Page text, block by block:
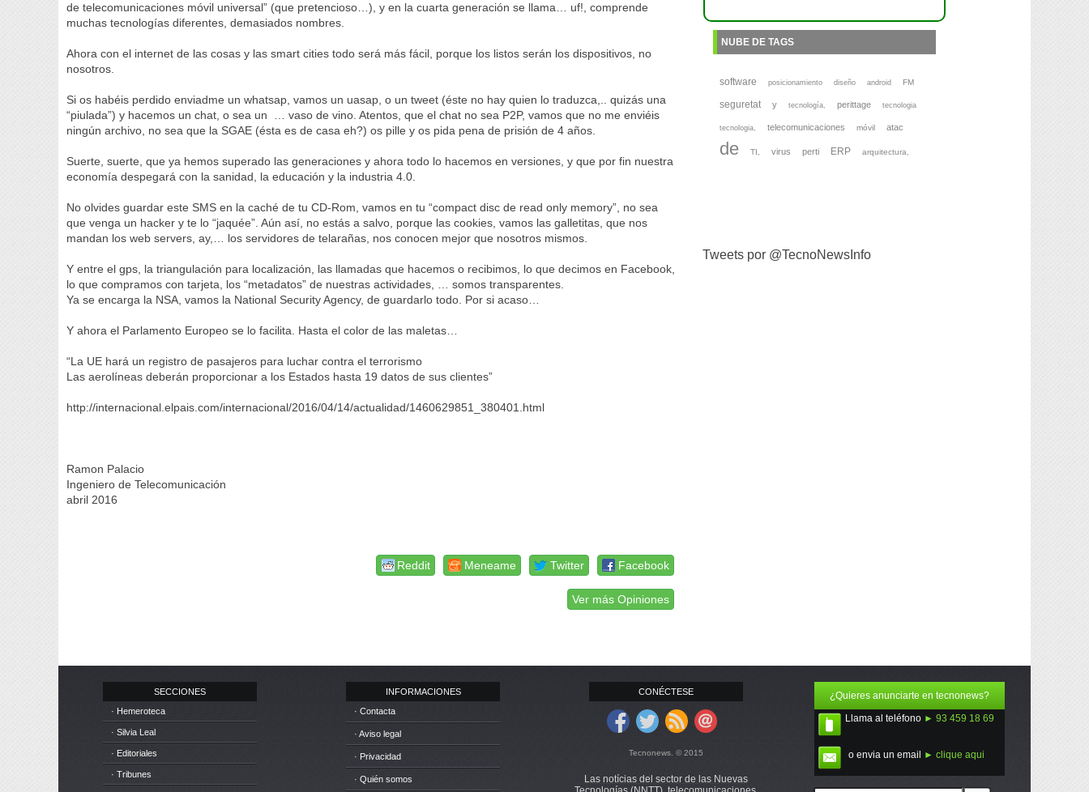
de telecomunicaciones móvil universal” (que pretencioso…), y en la cuarta generación se llama… uf!, comprende
muchas tecnologías diferentes, demasiados nombres.
Ahora con el internet de las cosas y las smart cities todo será más fácil, porque los listos serán los dispositivos, no
nosotros.
Si os habéis perdido enviadme un whatsap, vamos un uasap, o un tweet (éste no hay quien lo traduzca,.. quizás una
“piulada”) y hacemos un chat, o sea un … vaso de vino. Atentos, que el chat no sea P2P, vamos que no me enviéis
ningún archivo, no sea que la SGAE (ésta es de casa eh?) os pille y os pida pena de prisión de 4 años.
Suerte, suerte, que ya hemos superado las generaciones y ahora todo lo hacemos en versiones, y que por fin nuestra
economía despegará con la sanidad, la educación y la industria 4.0.
No olvides guardar este SMS en la caché de tu CD-Rom, vamos en tu “compact disc de read only memory”, no sea
que venga un hacker y te lo “jaquée”. Aún así, no estás a salvo, porque las cookies, vamos las galletitas, que nos
mandan los web servers, ay,… los servidores de telarañas, nos conocen mejor que nosotros mismos.
Y entre el gps, la triangulación para localización, las llamadas que hacemos o recibimos, lo que decimos en Facebook,
lo que compramos con tarjeta, los “metadatos” de nuestras actividades, … somos transparentes.
Ya se encarga la NSA, vamos la National Security Agency, de guardarlo todo. Por si acaso…
Y ahora el Parlamento Europeo se lo facilita. Hasta el color de las maletas…
“La UE hará un registro de pasajeros para luchar contra el terrorismo
Las aerolíneas deberán proporcionar a los Estados hasta 19 datos de sus clientes”
http://internacional.elpais.com/internacional/2016/04/14/actualidad/1460629851_380401.html
Ramon Palacio
Ingeniero de Telecomunicación
abril 2016
Facebook
Twitter
Meneame
Reddit
Ver más Opiniones
NUBE DE TAGS
software posicionamiento diseño android FM
seguretat y tecnología, perittage tecnologia
tecnologia, telecomunicaciones móvil atac
de TI, virus perti ERP arquitectura,
Tweets por @TecnoNewsInfo
SECCIONES
· Hemeroteca
· Silvia Leal
· Editoriales
· Tribunes
INFORMACIONES
· Contacta
· Aviso legal
· Privacidad
· Quién somos
CONÉCTESE
Tecnonews. © 2015
Las notícias del sector de las Nuevas
¿Quieres anunciarte en tecnonews?
Llama al teléfono ► 93 459 18 69
o envia un email ► clique aqui